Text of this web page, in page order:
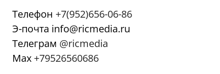
Телефон +7(952)656-06-86
Э-почта info@ricmedia.ru
Телеграм @ricmedia
Мах +79526560686